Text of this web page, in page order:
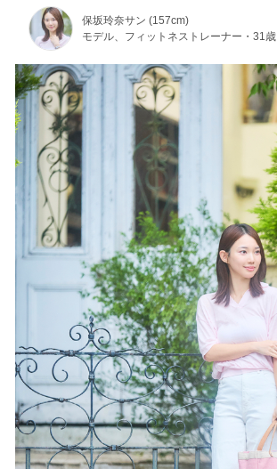
保坂玲奈サン (157cm)
モデル、フィットネストレーナー・31歳